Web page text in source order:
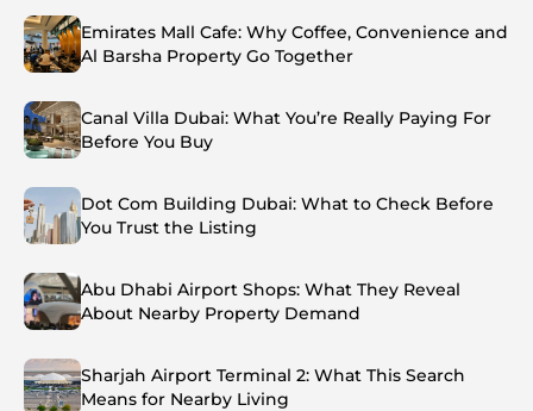
Emirates Mall Cafe: Why Coffee, Convenience and
Al Barsha Property Go Together
Canal Villa Dubai: What You’re Really Paying For
Before You Buy
Dot Com Building Dubai: What to Check Before
You Trust the Listing
Abu Dhabi Airport Shops: What They Reveal
About Nearby Property Demand
Sharjah Airport Terminal 2: What This Search
Means for Nearby Living